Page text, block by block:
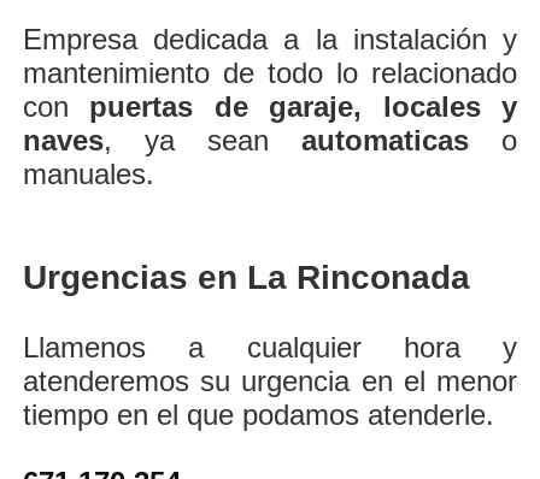
Empresa dedicada a la instalación y
mantenimiento de todo lo relacionado
con puertas de garaje, locales y
naves, ya seanautomaticas o
manuales.
Urgencias en La Rinconada
Llamenos a cualquier hora y
atenderemos su urgencia en el menor
tiempo en el que podamos atenderle.